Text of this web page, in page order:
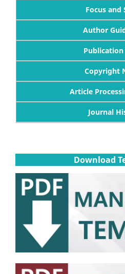
Focus and
Author
Publication
Copyright
Article
Journal
Download